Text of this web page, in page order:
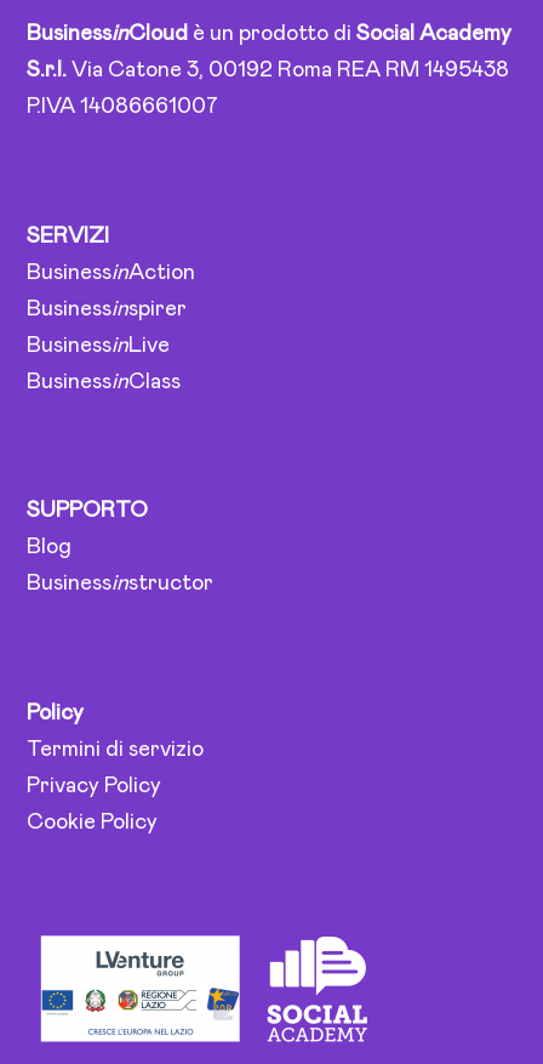
BusinessinCloud è un prodotto di Social Academy
S.r.l. Via Catone 3, 00192 Roma REA RM 1495438
P.IVA 14086661007
SERVIZI
BusinessinAction
Businessinspirer
BusinessinLive
BusinessinClass
SUPPORTO
Blog
Businessinstructor
Policy
Termini di servizio
Privacy Policy
Cookie Policy